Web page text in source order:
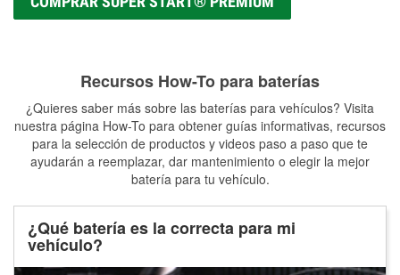
Recursos How-To para baterías
¿Quieres saber más sobre las baterías para vehículos? Visita
nuestra página How-To para obtener guías informativas, recursos
para la selección de productos y videos paso a paso que te
ayudarán a reemplazar, dar mantenimiento o elegir la mejor
batería para tu vehículo.
¿Qué batería es la correcta para mi
vehículo?